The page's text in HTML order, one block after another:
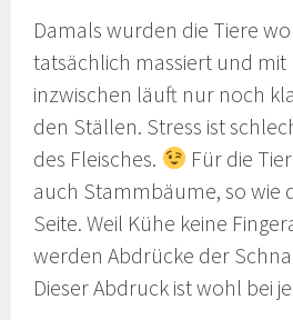
Damals wurden die Tiere
tatsächlich massiert und mit
inzwischen läuft nur noch
den Ställen. Stress ist
des Fleisches.
Für die
auch Stammbäume, so wie
Seite. Weil Kühe keine
werden Abdrücke der
Dieser Abdruck ist wohl bei